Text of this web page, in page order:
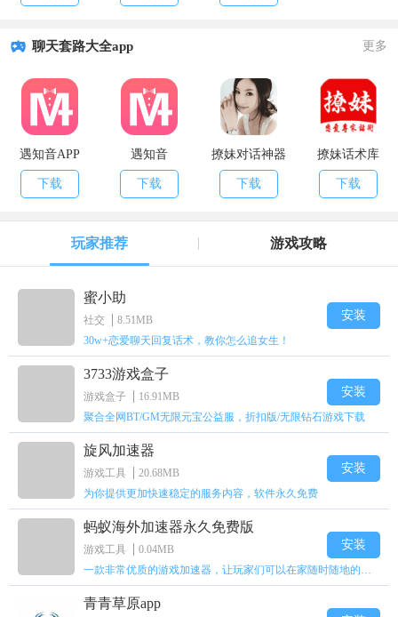
聊天套路大全app 更多
遇知音APP
下载
遇知音
下载
撩妹对话神器
下载
撩妹话术库
下载
玩家推荐 游戏攻略
蜜小助
社交
8.51MB
30w+恋爱聊天回复话术，教你怎么追女生！
安装
3733游戏盒子
游戏盒子
16.91MB
聚合全网BT/GM无限元宝公益服，折扣版/无限钻石游戏下载
安装
旋风加速器
游戏工具
20.68MB
为你提供更加快速稳定的服务内容，软件永久免费
安装
蚂蚁海外加速器永久免费版
游戏工具
0.04MB
一款非常优质的游戏加速器，让玩家们可以在家随时随地的上网
安装
青青草原app